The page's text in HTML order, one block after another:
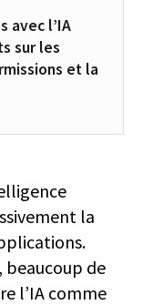
avec l’IA
sur les
et la
la
beaucoup de
l’IA comme